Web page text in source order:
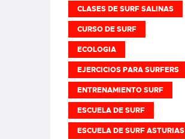
CLASES DE SURF SALINAS
CURSO DE SURF
ECOLOGIA
EJERCICIOS PARA SURFERS
ENTRENAMIENTO SURF
ESCUELA DE SURF
ESCUELA DE SURF ASTURIAS